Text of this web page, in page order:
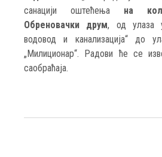
санацији оштећења на
Обреновачки друм, од улаза
водовод и канализација“ до
„Милиционар“. Радови ће се
саобраћаја.